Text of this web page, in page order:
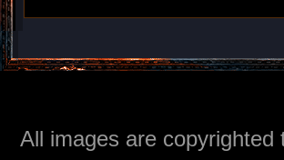
All images are